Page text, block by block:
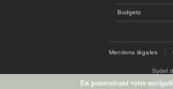
Budgets
Mentions légales
Sydel
En poursuivant votre